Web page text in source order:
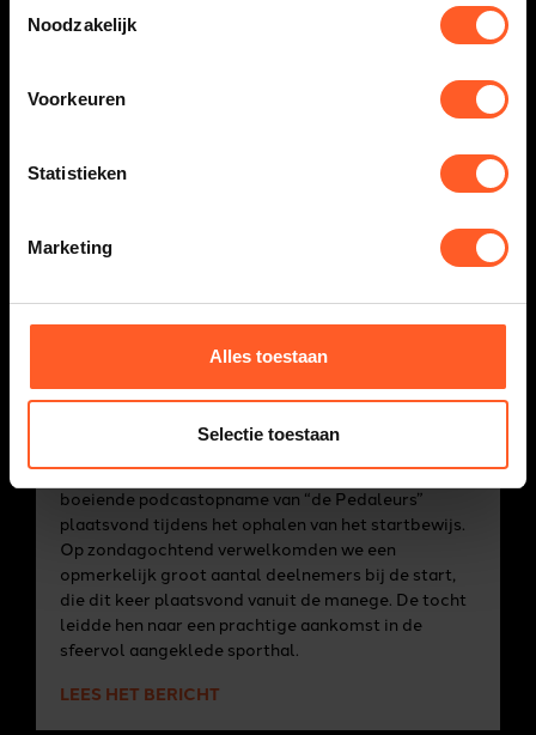
Noodzakelijk
Voorkeuren
Statistieken
Marketing
Alles toestaan
Selectie toestaan
2023. De microfoons stonden zaterdag live klaar
op het podium tijdens het ophalen van de nummers
LEES HET BERICHT
Succesvolle 6e editie
Met tevredenheid kijken we terug op een geslaagde
en vlekkeloze editie. Op vrijdag genoten we van een
succesvolle feestbingo, terwijl op zaterdag een
boeiende podcastopname van “de Pedaleurs”
plaatsvond tijdens het ophalen van het startbewijs.
Op zondagochtend verwelkomden we een
opmerkelijk groot aantal deelnemers bij de start,
die dit keer plaatsvond vanuit de manege. De tocht
leidde hen naar een prachtige aankomst in de
sfeervol aangeklede sporthal.
LEES HET BERICHT